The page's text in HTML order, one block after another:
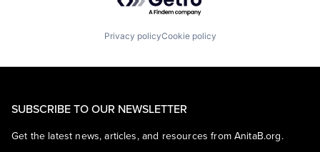
Privacy policyCookie policy
SUBSCRIBE TO OUR NEWSLETTER
Get the latest news, articles, and resources from AnitaB.org.